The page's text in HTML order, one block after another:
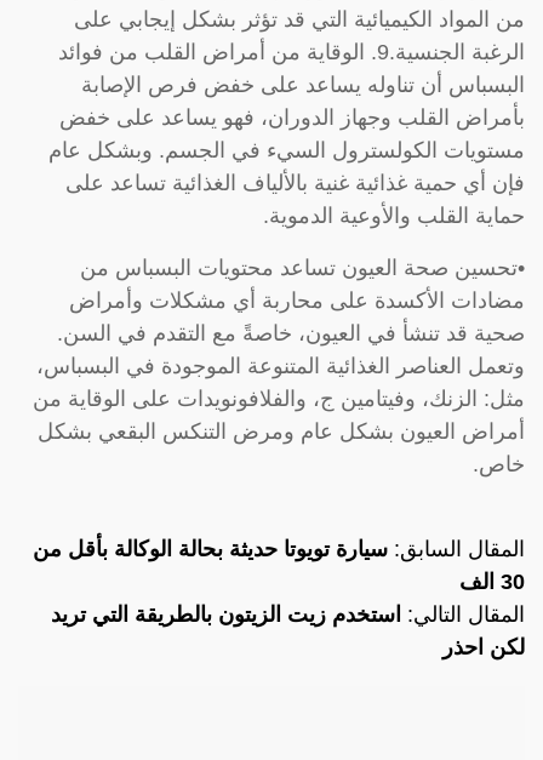
من المواد الكيميائية التي قد تؤثر بشكل إيجابي على
الرغبة الجنسية.9. الوقاية من أمراض القلب من فوائد
البسباس أن تناوله يساعد على خفض فرص الإصابة
بأمراض القلب وجهاز الدوران، فهو يساعد على خفض
مستويات الكولسترول السيء في الجسم. وبشكل عام
فإن أي حمية غذائية غنية بالألياف الغذائية تساعد على
حماية القلب والأوعية الدموية.
•تحسين صحة العيون تساعد محتويات البسباس من
مضادات الأكسدة على محاربة أي مشكلات وأمراض
صحية قد تنشأ في العيون، خاصةً مع التقدم في السن.
وتعمل العناصر الغذائية المتنوعة الموجودة في البسباس،
مثل: الزنك، وفيتامين ج، والفلافونويدات على الوقاية من
أمراض العيون بشكل عام ومرض التنكس البقعي بشكل
خاص.
المقال السابق: سيارة تويوتا حديثة بحالة الوكالة بأقل من
30 الف
المقال التالي: استخدم زيت الزيتون بالطريقة التي تريد
لكن احذر